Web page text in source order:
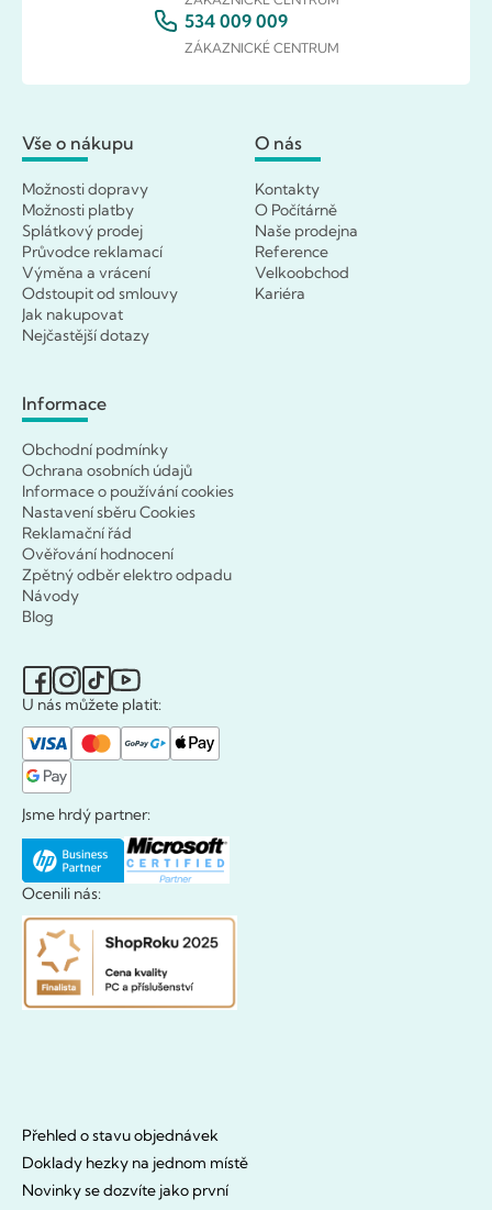
534 009 009
ZÁKAZNICKÉ CENTRUM
Vše o nákupu
Možnosti dopravy
Možnosti platby
Splátkový prodej
Průvodce reklamací
Výměna a vrácení
Odstoupit od smlouvy
Jak nakupovat
Nejčastější dotazy
O nás
Kontakty
O Počítárně
Naše prodejna
Reference
Velkoobchod
Kariéra
Informace
Obchodní podmínky
Ochrana osobních údajů
Informace o používání cookies
Nastavení sběru Cookies
Reklamační řád
Ověřování hodnocení
Zpětný odběr elektro odpadu
Návody
Blog
U nás můžete platit:
Jsme hrdý partner:
Ocenili nás:
Přehled o stavu objednávek
Doklady hezky na jednom místě
Novinky se dozvíte jako první